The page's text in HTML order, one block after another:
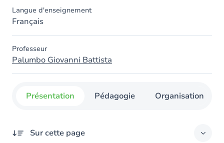
Langue d'enseignement
Français
Professeur
Palumbo Giovanni Battista
Présentation Pédagogie Organisation
Sur cette page